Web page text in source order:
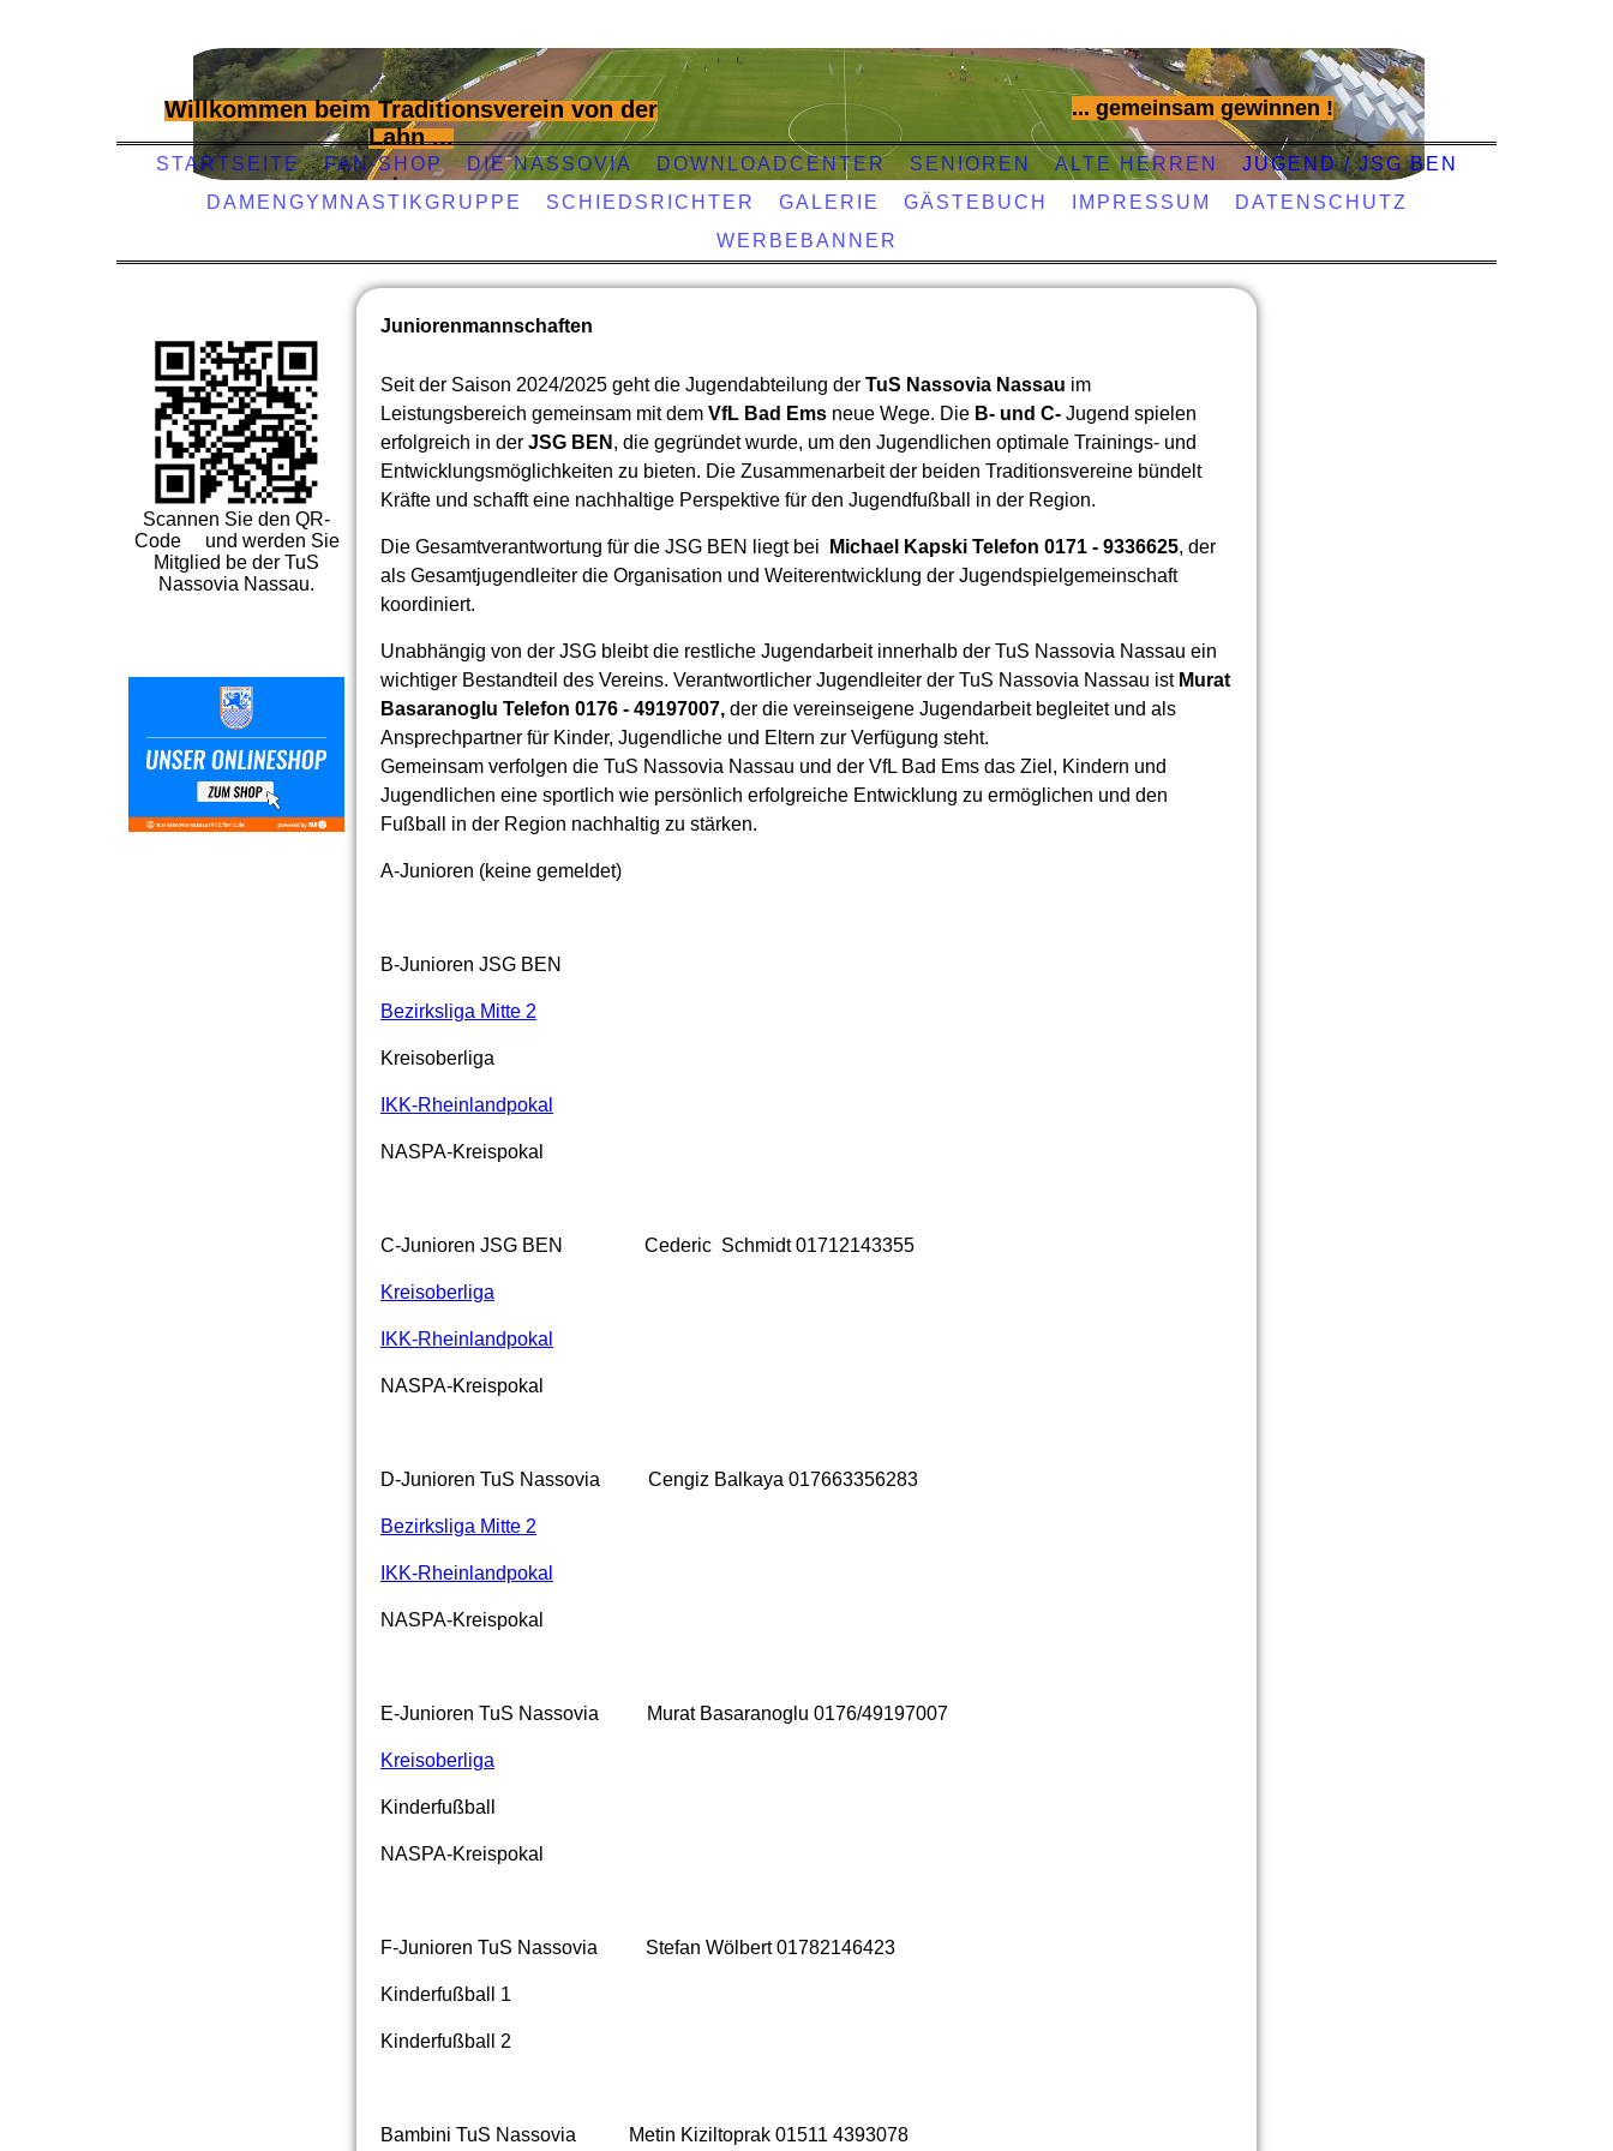
Willkommen beim Traditionsverein von der
Lahn ...
... gemeinsam gewinnen !
STARTSEITE FAN-SHOP DIE NASSOVIA DOWNLOADCENTER SENIOREN ALTE HERREN
JUGEND / JSG BEN
DAMENGYMNASTIKGRUPPE
SCHIEDSRICHTER GALERIE GÄSTEBUCH IMPRESSUM
DATENSCHUTZ
WERBEBANNER
Juniorenmannschaften
Seit der Saison 2024/2025 geht die Jugendabteilung der TuS Nassovia Nassau im
Leistungsbereich gemeinsam mit dem VfL Bad Ems neue Wege. Die B- und C- Jugend spielen
erfolgreich in der JSG BEN , die gegründet wurde, um den Jugendlichen optimale Trainings- und
Entwicklungsmöglichkeiten zu bieten. Die Zusammenarbeit der beiden Traditionsvereine bündelt
Kräfte und schafft eine nachhaltige Perspektive für den Jugendfußball in der Region.
Die Gesamtverantwortung für die JSG BEN liegt bei Michael Kapski Telefon 0171 - 9336625, der
als Gesamtjugendleiter die Organisation und Weiterentwicklung der Jugendspielgemeinschaft
koordiniert.
Unabhängig von der JSG bleibt die restliche Jugendarbeit innerhalb der TuS Nassovia Nassau ein
wichtiger Bestandteil des Vereins. Verantwortlicher Jugendleiter der TuS Nassovia Nassau istMurat
Basaranoglu Telefon 0176 - 49197007, der die vereinseigene Jugendarbeit begleitet und als
Ansprechpartner für Kinder, Jugendliche und Eltern zur Verfügung steht.
Gemeinsam verfolgen die TuS Nassovia Nassau und der VfL Bad Ems das Ziel, Kindern und
Jugendlichen eine sportlich wie persönlich erfolgreiche Entwicklung zu ermöglichen und den
Fußball in der Region nachhaltig zu stärken.
A-Junioren (keine gemeldet)
B-Junioren JSG BEN
Bezirksliga Mitte 2
Kreisoberliga
IKK-Rheinlandpokal
NASPA-Kreispokal
C-Junioren JSG BEN Cederic Schmidt 01712143355
Kreisoberliga
IKK-Rheinlandpokal
NASPA-Kreispokal
D-Junioren TuS Nassovia Cengiz Balkaya 017663356283
Bezirksliga Mitte 2
IKK-Rheinlandpokal
NASPA-Kreispokal
E-Junioren TuS Nassovia Murat Basaranoglu 0176/49197007
Kreisoberliga
Kinderfußball
NASPA-Kreispokal
F-Junioren TuS Nassovia Stefan Wölbert 01782146423
Kinderfußball 1
Kinderfußball 2
Bambini TuS Nassovia Metin Kiziltoprak 01511 4393078
Scannen Sie den QR-
Code und werden Sie
Mitglied be der TuS
Nassovia Nassau.